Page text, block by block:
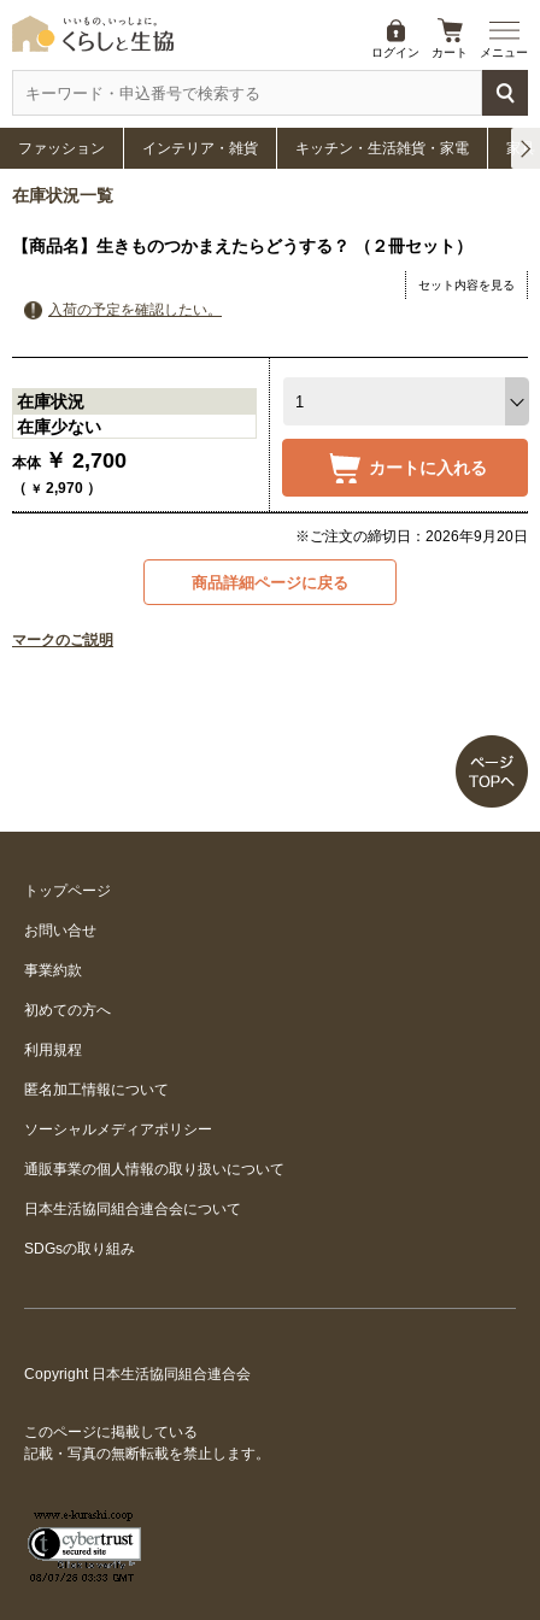
ログイン カート メニュー
ファッション インテリア・雑貨 キッチン・生活雑貨・家電 家具
在庫状況一覧
【商品名】生きものつかまえたらどうする？ （２冊セット）
セット内容を見る
入荷の予定を確認したい。
在庫状況
在庫少ない
本体 ￥ 2,700
（ ￥ 2,970 ）
カートに入れる
※ご注文の締切日：2026年9月20日
商品詳細ページに戻る
マークのご説明
トップページ
お問い合せ
事業約款
初めての方へ
利用規程
匿名加工情報について
ソーシャルメディアポリシー
通販事業の個人情報の取り扱いについて
日本生活協同組合連合会について
SDGsの取り組み
Copyright 日本生活協同組合連合会
このページに掲載している
記載・写真の無断転載を禁止します。